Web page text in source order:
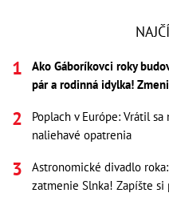
Ako Gáboríkovci roky
pár a rodinná idylka!
Poplach v Európe: Vrátil
naliehavé opatrenia
Astronomické divadlo
zatmenie Slnka! Zapíšte si